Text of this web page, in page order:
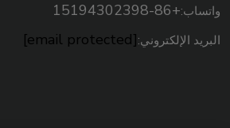
واتساب:+86-15194302398
البريد الإلكتروني:[email protected]